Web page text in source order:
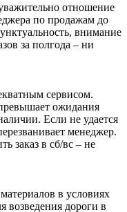
отношение
по продажам до
внимание
за полгода – ни
сервисом.
ожидания
Если не удается
менеджер.
заказ в сб/вс – не
в условиях
возведения дороги в